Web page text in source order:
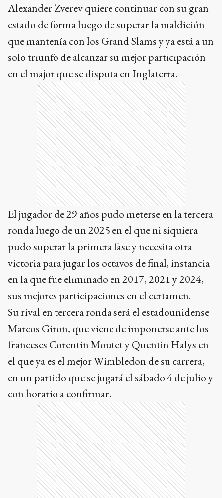
Alexander Zverev quiere continuar con su gran
estado de forma luego de superar la maldición
que mantenía con los Grand Slams y ya está a un
solo triunfo de alcanzar su mejor participación
en el major que se disputa en Inglaterra.
Ads
El jugador de 29 años pudo meterse en la tercera
ronda luego de un 2025 en el que ni siquiera
pudo superar la primera fase y necesita otra
victoria para jugar los octavos de final, instancia
en la que fue eliminado en 2017, 2021 y 2024,
sus mejores participaciones en el certamen.
Su rival en tercera ronda será el estadounidense
Marcos Giron, que viene de imponerse ante los
franceses Corentin Moutet y Quentin Halys en
el que ya es el mejor Wimbledon de su carrera,
en un partido que se jugará el sábado 4 de julio y
con horario a confirmar.
Ads